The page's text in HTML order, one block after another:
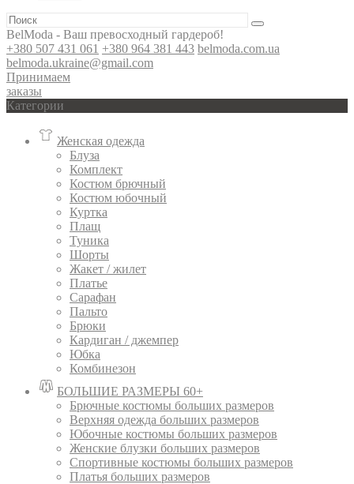
BelModa - Ваш превосходный гардероб!
+380 507 431 061 +380 964 381 443 belmoda.com.ua
belmoda.ukraine@gmail.com
Принимаем
заказы
Категории
Женская одежда
Блуза
Комплект
Костюм брючный
Костюм юбочный
Куртка
Плащ
Туника
Шорты
Жакет / жилет
Платье
Сарафан
Пальто
Брюки
Кардиган / джемпер
Юбка
Комбинезон
БОЛЬШИЕ РАЗМЕРЫ 60+
Брючные костюмы больших размеров
Верхняя одежда больших размеров
Юбочные костюмы больших размеров
Женские блузки больших размеров
Спортивные костюмы больших размеров
Платья больших размеров